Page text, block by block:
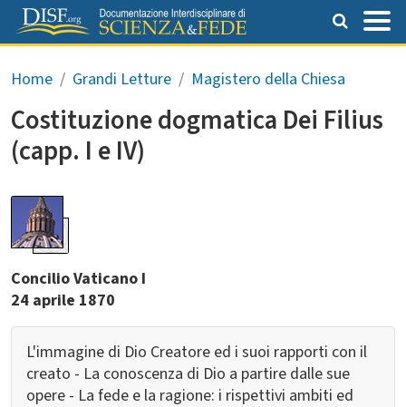
Salta al contenuto principale
Briciole di pane
Home Grandi Letture Magistero della Chiesa
Costituzione dogmatica Dei Filius
(capp. I e IV)
Concilio Vaticano I
24 aprile 1870
L'immagine di Dio Creatore ed i suoi rapporti con il
creato - La conoscenza di Dio a partire dalle sue
opere - La fede e la ragione: i rispettivi ambiti ed